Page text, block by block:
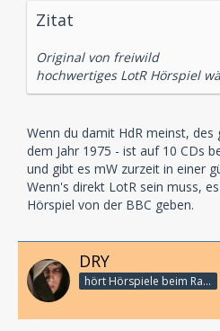
Zitat
Original von freiwild
hochwertiges LotR Hörspiel
Wenn du damit HdR meinst, des
dem Jahr 1975 - ist auf 10 CDs
und gibt es mW zurzeit in einer
Wenn's direkt LotR sein muss,
Hörspiel von der BBC geben.
DRY
hört Hörspiele beim Rasenmähen